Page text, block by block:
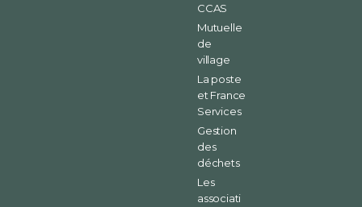
CCAS
Mutuelle
de
village
La poste
et France
Services
Gestion
des
déchets
Les
associati